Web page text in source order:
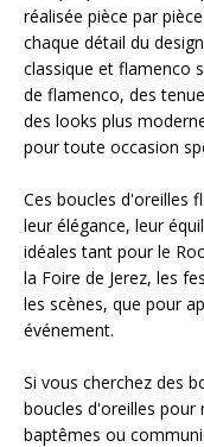
réalisée pièce par
chaque détail du
classique et flamenco
de flamenco, des
des looks plus
pour toute occasion
Ces boucles d'oreilles
leur élégance, leur
idéales tant pour le
la Foire de Jerez, les
les scènes, que pour
événement.
Si vous cherchez des
boucles d'oreilles pour
baptêmes ou